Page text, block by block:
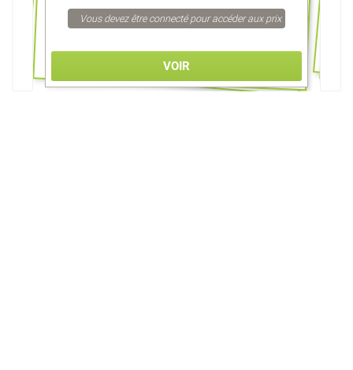
Vous devez être connecté pour accéder aux prix
VOIR